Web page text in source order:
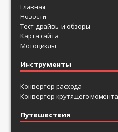
Главная
Новости
Тест-драйвы и обзоры
Карта сайта
Мотоциклы
Инструменты
Конвертер расхода
Конвертер крутящего момента
Путешествия